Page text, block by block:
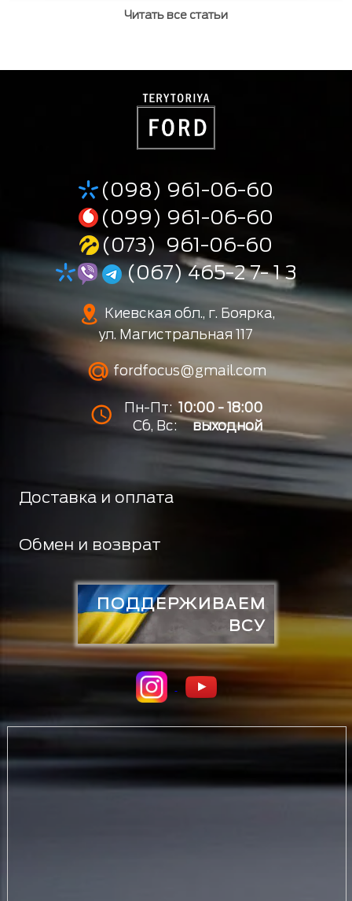
Читать все статьи
(098) 961-06-60
(099) 961-06-60
(073) 961-06-60
(067) 465-2 7- 1 3
Киевская обл., г. Боярка,
ул. Магистральная 117
fordfocus@gmail.com
Пн-Пт: 10:00 - 18:00
Сб, Вс:
выходной
Доставка и оплата
Обмен и возврат
ПОДДЕРЖИВАЕМ
ВСУ